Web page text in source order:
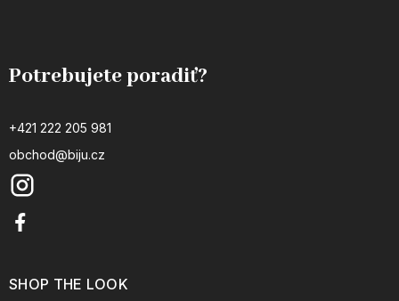
Potrebujete poradiť?
+421 222 205 981
obchod@biju.cz
SHOP THE LOOK